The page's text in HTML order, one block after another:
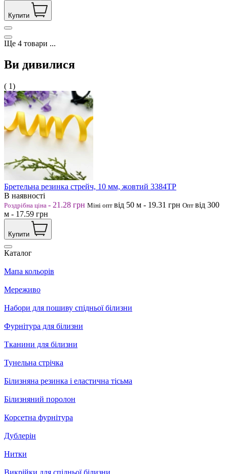
Купити
Ще 4 товари ...
Ви дивилися
( 1)
Бретельна резинка стрейч, 10 мм, жовтий 3384ТР
В наявності
Роздрібна ціна - 21.28 грн Міні опт від 50 м - 19.31 грн Опт від 300
м - 17.59 грн
Купити
Каталог
Мапа кольорів
Мереживо
Набори для пошиву спідньої білизни
Фурнітура для білизни
Тканини для білизни
Тунельна стрічка
Білизняна резинка і еластична тісьма
Білизняний поролон
Корсетна фурнітура
Дублерін
Нитки